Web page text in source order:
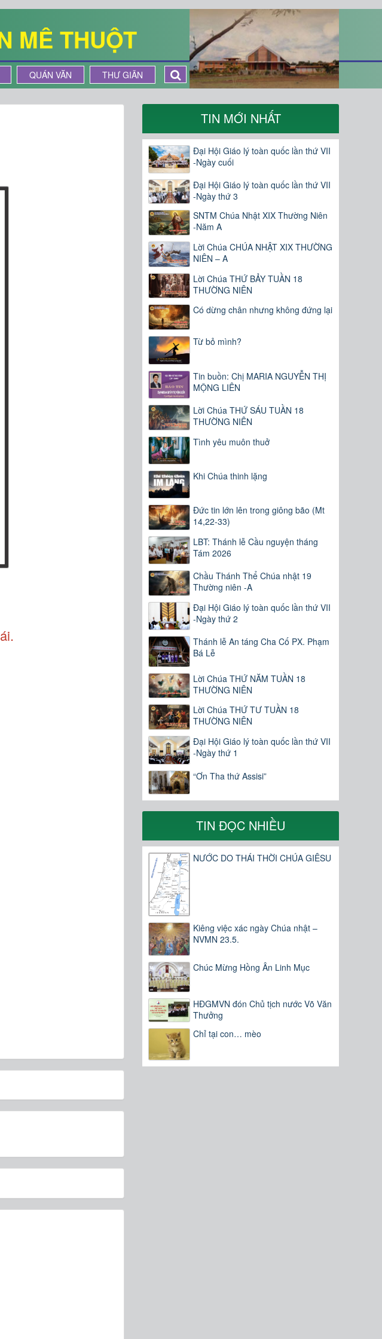
MÊ THUỘT
QUÁN VĂN THƯ GIÃN
TIN MỚI NHẤT
Đại Hội Giáo lý toàn quốc lần thứ VII
-Ngày cuối
Đại Hội Giáo lý toàn quốc lần thứ VII
-Ngày thứ 3
SNTM Chúa Nhật XIX Thường Niên
-Năm A
Lời Chúa CHÚA NHẬT XIX THƯỜNG
NIÊN – A
Lời Chúa THỨ BẢY TUẦN 18
THƯỜNG NIÊN
Có dừng chân nhưng không đứng lại
Từ bỏ mình?
Tin buồn: Chị MARIA NGUYỄN THỊ
MỘNG LIÊN
Lời Chúa THỨ SÁU TUẦN 18
THƯỜNG NIÊN
Tình yêu muôn thuở
Khi Chúa thinh lặng
Đức tin lớn lên trong giông bão (Mt
14,22-33)
LBT: Thánh lễ Cầu nguyện tháng
Tám 2026
Chầu Thánh Thể Chúa nhật 19
Thường niên -A
Đại Hội Giáo lý toàn quốc lần thứ VII
-Ngày thứ 2
Thánh lễ An táng Cha Cố PX. Phạm
Bá Lễ
Lời Chúa THỨ NĂM TUẦN 18
THƯỜNG NIÊN
Lời Chúa THỨ TƯ TUẦN 18
THƯỜNG NIÊN
Đại Hội Giáo lý toàn quốc lần thứ VII
-Ngày thứ 1
“Ơn Tha thứ Assisi”
TIN ĐỌC NHIỀU
NƯỚC DO THÁI THỜI CHÚA GIÊSU
Kiêng việc xác ngày Chúa nhật –
NVMN 23.5.
Chúc Mừng Hồng Ân Linh Mục
HĐGMVN đón Chủ tịch nước Võ Văn
Thưởng
Chỉ tại con… mèo